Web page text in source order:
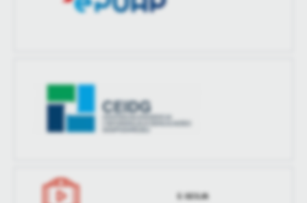
treści w postaci wiadomości, ofert, komunikatów mediów
E-SESJA